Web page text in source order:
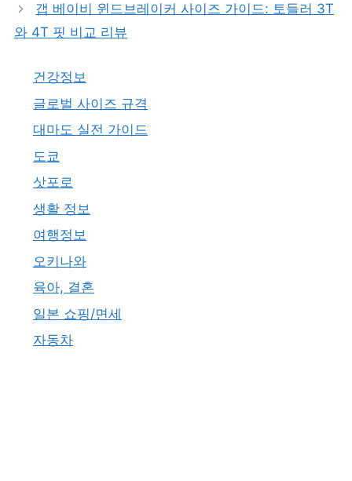
갭 베이비 윈드브레이커 사이즈 가이드: 토들러 3T
와 4T 핏 비교 리뷰
건강정보
글로벌 사이즈 규격
대마도 실전 가이드
도쿄
삿포로
생활 정보
여행정보
오키나와
육아, 결혼
일본 쇼핑/면세
자동차